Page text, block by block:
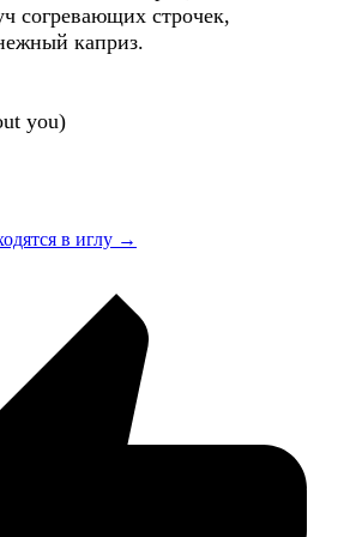
согревающих строчек,
каприз.
you)
в иглу →